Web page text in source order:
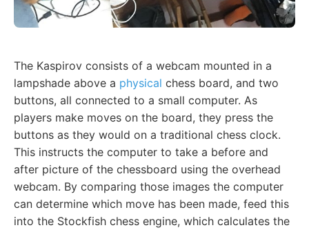
The Kaspirov consists of a webcam mounted in a
lampshade above a physical chess board, and two
buttons, all connected to a small computer. As
players make moves on the board, they press the
buttons as they would on a traditional chess clock.
This instructs the computer to take a before and
after picture of the chessboard using the overhead
webcam. By comparing those images the computer
can determine which move has been made, feed this
into the Stockfish chess engine, which calculates the